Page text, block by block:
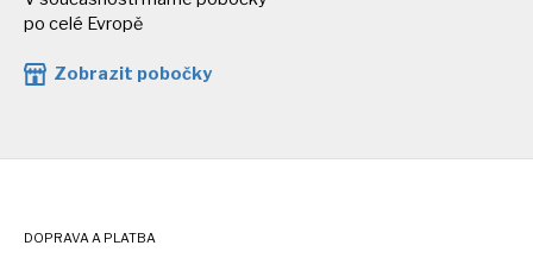
po celé Evropě
Zobrazit pobočky
DOPRAVA A PLATBA